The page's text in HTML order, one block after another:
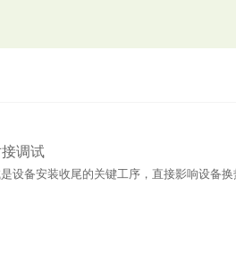
调试
设备安装收尾的关键工序，直接影响设备